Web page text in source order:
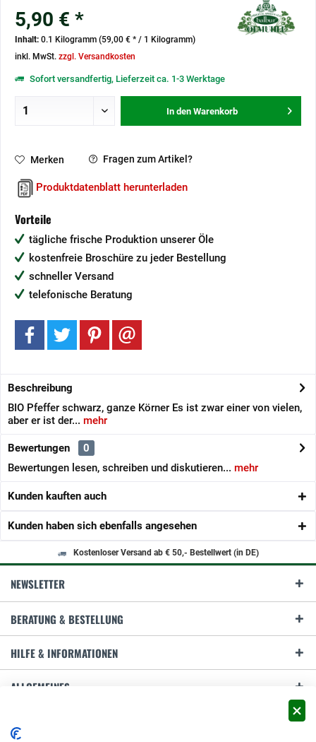
5,90 € *
Inhalt: 0.1 Kilogramm (59,00 € * / 1 Kilogramm)
inkl. MwSt. zzgl. Versandkosten
Sofort versandfertig, Lieferzeit ca. 1-3 Werktage
In den Warenkorb
Merken Fragen zum Artikel?
Produktdatenblatt herunterladen
Vorteile
tägliche frische Produktion unserer Öle
kostenfreie Broschüre zu jeder Bestellung
schneller Versand
telefonische Beratung
Beschreibung
BIO Pfeffer schwarz, ganze Körner Es ist zwar einer von vielen,
aber er ist der... mehr
Bewertungen
0
Bewertungen lesen, schreiben und diskutieren... mehr
Kunden kauften auch
Kunden haben sich ebenfalls angesehen
Kostenloser Versand ab € 50,- Bestellwert (in DE)
NEWSLETTER
BERATUNG & BESTELLUNG
HILFE & INFORMATIONEN
ALLGEMEINES